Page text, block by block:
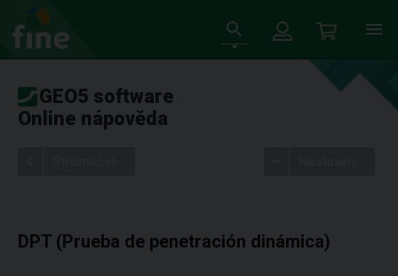
GEO5 software
Online nápověda
DPT (Prueba de penetración dinámica)